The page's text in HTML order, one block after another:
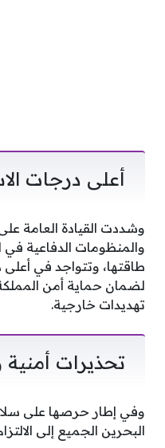
أعلى درجات
وشددت القيادة العامة
والمنظومات الدفاعية
طاقتها، وتتواجد في أعلى
لضمان حماية أمن
تهديدات خارجية.
تحذيرات أمنية
وفي إطار حرصها على
البحرين الجميع إلى